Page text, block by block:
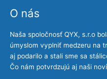
O nás
Naša spoločnosť QYX, s.r.o
úmyslom vyplniť medzeru na
aj podarilo a stali sme sa
Čo nám potvrdzujú aj naši